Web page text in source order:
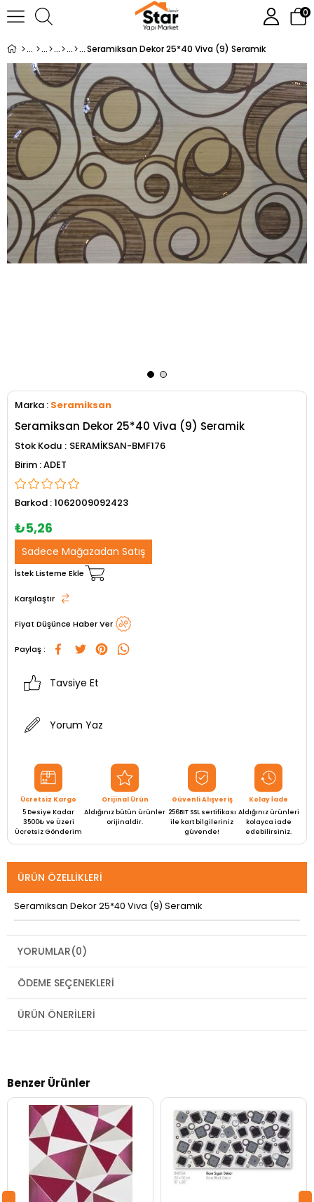
0
Seramiksan Dekor 25*40 Viva (9) Seramik
Marka : Seramiksan
Seramiksan Dekor 25*40 Viva (9) Seramik
Stok Kodu
SERAMİKSAN-BMF176
ADET
Barkod :1062009092423
₺5,26
Sadece Mağazadan Satış
İstek Listeme Ekle
Karşılaştır
Fiyat Düşünce Haber Ver
Paylaş :
Tavsiye Et
Yorum Yaz
Ücretsiz Kargo
5 Desiye Kadar
3500₺ ve Üzeri
Ücretsiz Gönderim
Orijinal Ürün
Aldığınız bütün ürünler
orijinaldir.
Güvenli Alışveriş
256BIT SSL sertifikası
ile kart bilgileriniz
güvende!
Kolay İade
Aldığınız ürünleri
kolayca iade
edebilirsiniz.
ÜRÜN ÖZELLIKLERI
Seramiksan Dekor 25*40 Viva (9) Seramik
YORUMLAR(0)
ÖDEME SEÇENEKLERI
ÜRÜN ÖNERILERI
Benzer Ürünler